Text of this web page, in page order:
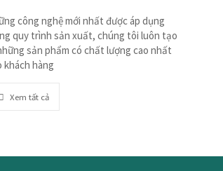
công nghệ mới nhất được áp dụng
quy trình sản xuất, chúng tôi luôn tạo
sản phẩm có chất lượng cao nhất
khách hàng
Xem tất cả